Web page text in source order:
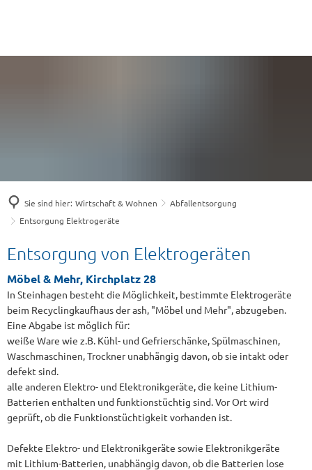
Sie sind hier: Wirtschaft & Wohnen
Abfallentsorgung
Entsorgung Elektrogeräte
Entsorgung
Elektrogeräte
Entsorgung von Elektrogeräten
Möbel & Mehr, Kirchplatz 28
In Steinhagen besteht die Möglichkeit, bestimmte Elektrogeräte
beim Recyclingkaufhaus der ash, "Möbel und Mehr", abzugeben.
Eine Abgabe ist möglich für:
weiße Ware wie z.B. Kühl- und Gefrierschänke, Spülmaschinen,
Waschmaschinen, Trockner unabhängig davon, ob sie intakt oder
defekt sind.
alle anderen Elektro- und Elektronikgeräte, die keine Lithium-
Batterien enthalten und funktionstüchtig sind. Vor Ort wird
geprüft, ob die Funktionstüchtigkeit vorhanden ist.
Defekte Elektro- und Elektronikgeräte sowie Elektronikgeräte
mit Lithium-Batterien, unabhängig davon, ob die Batterien lose